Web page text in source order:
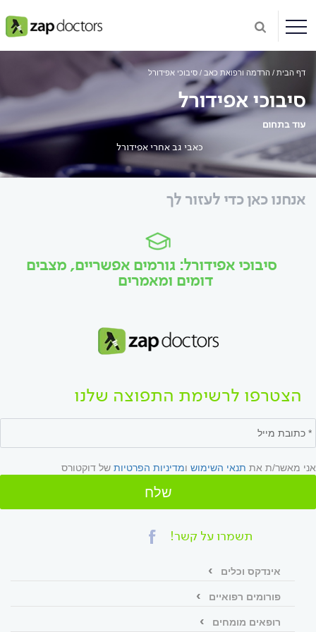
דף הבית הרדמה ורפואת כאב סיבוכי אפידורל
סיבוכי אפידורל
עוד בתחום
כאבי גב אחרי אפידורל
אנחנו כאן כדי לעזור לך
סיבוכי אפידורל: גורמים אפשריים, מצבים
דומים ומאמרים
הצטרפו לרשימת התפוצה שלנו
אני מאשר/ת את תנאי השימוש ומדיניות הפרטיות של דוקטורס
שלח
תשמרו על קשר!
אינדקס וכלים
פורומים רפואיים
רופאים מומחים